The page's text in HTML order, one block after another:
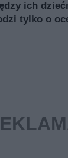
ich
tylko o